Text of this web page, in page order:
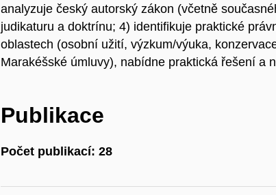
analyzuje český autorský zákon (včetně
judikaturu a doktrínu; 4) identifikuje praktické
oblastech (osobní užití, výzkum/výuka,
Marakéšské úmluvy), nabídne praktická řešení a
Publikace
Počet publikací: 28